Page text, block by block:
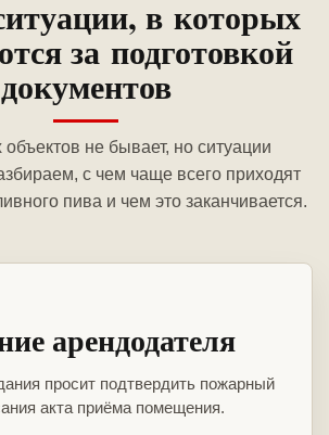
в которых
за подготовкой
документов
не бывает, но ситуации
с чем чаще всего приходят
пива и чем это заканчивается.
арендодателя
просит подтвердить пожарный
акта приёма помещения.